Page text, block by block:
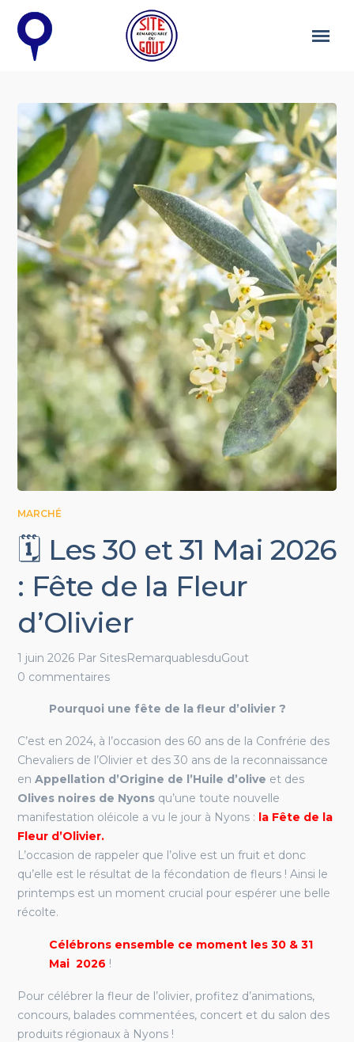
MARCHÉ
🗓️ Les 30 et 31 Mai 2026
: Fête de la Fleur
d’Olivier
1 juin 2026 Par SitesRemarquablesduGout
0 commentaires
Pourquoi une fête de la fleur d’olivier ?
C’est en 2024, à l’occasion des 60 ans de la Confrérie des
Chevaliers de l’Olivier et des 30 ans de la reconnaissance
enAppellation d’Origine de l’Huile d’olive et des
Olives noires de Nyons qu’une toute nouvelle
manifestation oléicole a vu le jour à Nyons : la Fête de la
Fleur d’Olivier.
L’occasion de rappeler que l’olive est un fruit et donc
qu’elle est le résultat de la fécondation de fleurs ! Ainsi le
printemps est un moment crucial pour espérer une belle
récolte.
Célébrons ensemble ce moment les 30 & 31
Mai 2026 !
Pour célébrer la fleur de l’olivier, profitez d’animations,
concours, balades commentées, concert et du salon des
produits régionaux à Nyons !